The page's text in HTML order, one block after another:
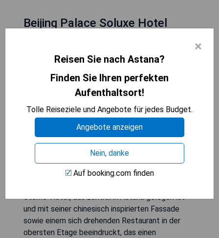
Beijing Palace Soluxe Hotel
Sterne-Hotel, das zentral in Astana gelegen ist
und mit seiner chinesisch inspirierten Fassade
sowie einem sich drehenden Restaurant in der
obersten Etage beeindruckt, das einen
×
Reisen Sie nach Astana?
Finden Sie Ihren perfekten
Aufenthaltsort!
Tolle Reiseziele und Angebote für jedes Budget.
Angebote anzeigen
Nein, danke
Auf booking.com finden